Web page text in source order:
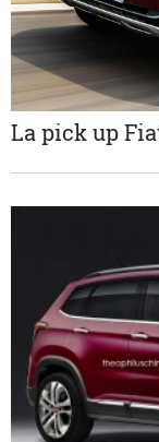
La pick up